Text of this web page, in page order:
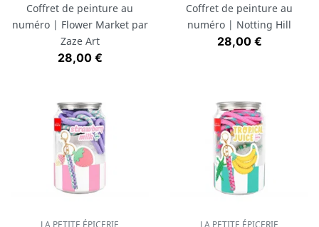
Coffret de peinture au
numéro | Flower Market par
Zaze Art
Prix
28,00 €
Coffret de peinture au
numéro | Notting Hill
Prix
28,00 €